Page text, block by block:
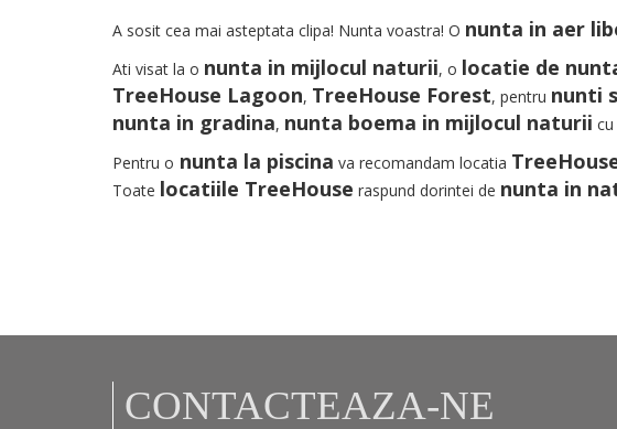
A sosit cea mai asteptata clipa! Nunta voastra! O nunta in aer
Ati visat la o nunta in mijlocul naturii, o locatie de
TreeHouse Lagoon, TreeHouse Forest, pentru nunti
nunta in gradina, nunta boema in mijlocul naturii
Pentru o nunta la piscina va recomandam locatia
Toate locatiile TreeHouse raspund dorintei de nunta in
CONTACTEAZA-NE